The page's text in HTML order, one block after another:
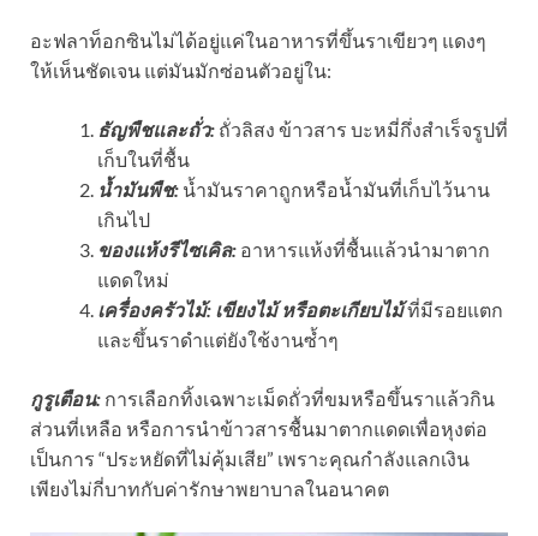
อะฟลาท็อกซินไม่ได้อยู่แค่ในอาหารที่ขึ้นราเขียวๆ แดงๆ
ให้เห็นชัดเจน แต่มันมักซ่อนตัวอยู่ใน:
ธัญพืชและถั่ว: ถั่วลิสง ข้าวสาร บะหมี่กึ่งสำเร็จรูปที่
เก็บในที่ชื้น
น้ำมันพืช: น้ำมันราคาถูกหรือน้ำมันที่เก็บไว้นาน
เกินไป
ของแห้งรีไซเคิล: อาหารแห้งที่ชื้นแล้วนำมาตาก
แดดใหม่
เครื่องครัวไม้: เขียงไม้ หรือตะเกียบไม้ที่มีรอยแตก
และขึ้นราดำแต่ยังใช้งานซ้ำๆ
กูรูเตือน: การเลือกทิ้งเฉพาะเม็ดถั่วที่ขมหรือขึ้นราแล้วกิน
ส่วนที่เหลือ หรือการนำข้าวสารชื้นมาตากแดดเพื่อหุงต่อ
เป็นการ “ประหยัดที่ไม่คุ้มเสีย” เพราะคุณกำลังแลกเงิน
เพียงไม่กี่บาทกับค่ารักษาพยาบาลในอนาคต